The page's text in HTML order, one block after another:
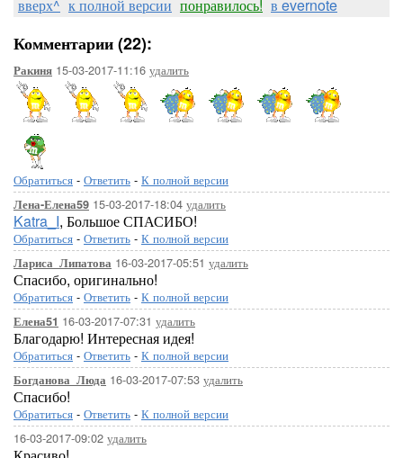
вверх^ к полной версии понравилось! в evernote
Комментарии (22):
Ракиня 15-03-2017-11:16 удалить
Обратиться - Ответить - К полной версии
Лена-Елена59 15-03-2017-18:04 удалить
Katra_I, Большое СПАСИБО!
Обратиться - Ответить - К полной версии
Лариса_Липатова 16-03-2017-05:51 удалить
Спасибо, оригинально!
Обратиться - Ответить - К полной версии
Елена51 16-03-2017-07:31 удалить
Благодарю! Интересная идея!
Обратиться - Ответить - К полной версии
Богданова_Люда 16-03-2017-07:53 удалить
Спасибо!
Обратиться - Ответить - К полной версии
16-03-2017-09:02 удалить